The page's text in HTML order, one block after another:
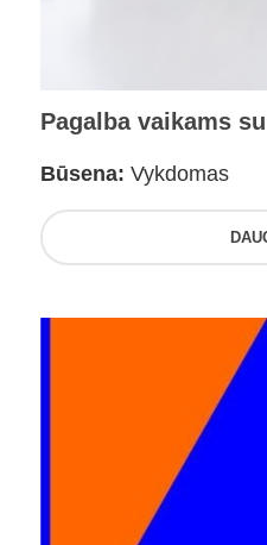
Pagalba vaikams
Būsena: Vykdomas